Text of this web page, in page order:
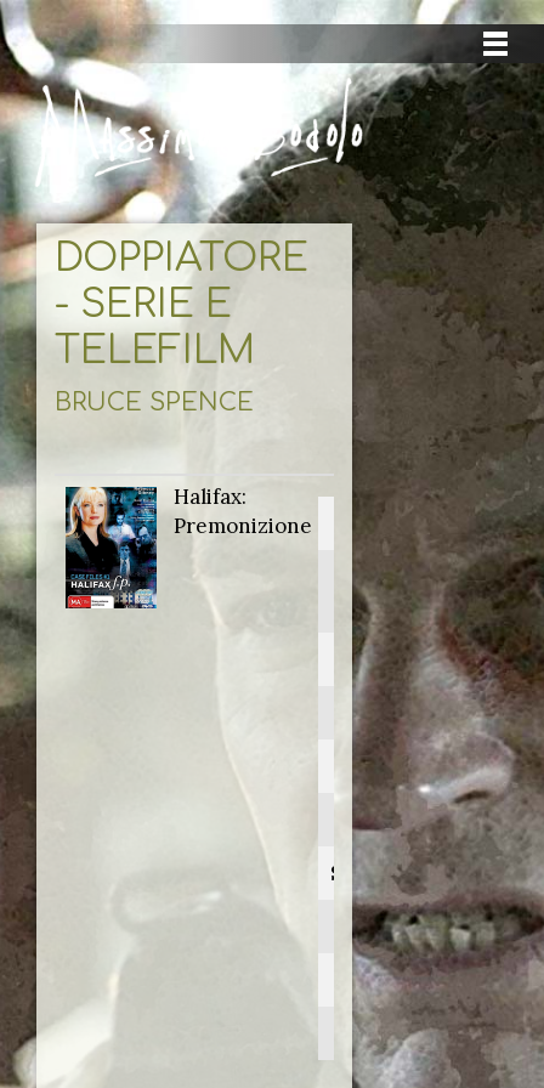
DOPPIATORE
- SERIE E
TELEFILM
BRUCE SPENCE
Halifax:
Premonizione
Titolo originale:
Halifax f.p.: Isn't it
romantic
Anno:
1998
Personaggio:
Eric Washburn
Stagione.Episodio:
3.2
Regia di:
David Caesar